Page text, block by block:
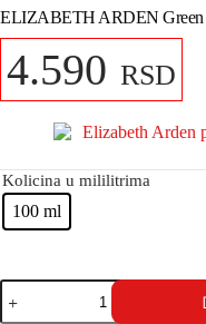
ELIZABETH ARDEN Green
4.590 RSD
Kolicina u mililitrima
100 ml